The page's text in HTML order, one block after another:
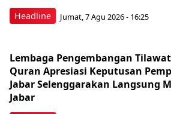
Headline Jumat, 7 Agu 2026 - 16:25
Lembaga Pengembangan
Quran Apresiasi Keputusan
Jabar Selenggarakan Langsung
Jabar